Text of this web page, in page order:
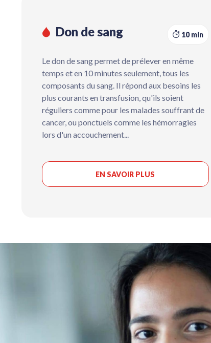
Don de sang 10 min
Le don de sang permet de prélever en même
temps et en 10 minutes seulement, tous les
composants du sang. Il répond aux besoins les
plus courants en transfusion, qu'ils soient
réguliers comme pour les malades souffrant de
cancer, ou ponctuels comme les hémorragies
lors d'un accouchement...
EN SAVOIR PLUS